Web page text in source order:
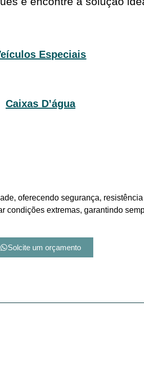
Especiais
Caixas D’água
oferecendo segurança,
condições extremas, garantindo
Solcite um orçamento